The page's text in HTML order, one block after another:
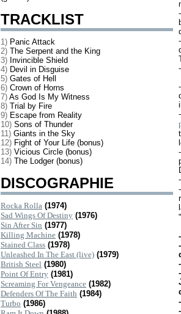
TRACKLIST
1) Panic Attack
2) The Serpent and the King
3) Invincible Shield
4) Devil in Disguise
5) Gates of Hell
6) Crown of Horns
7) As God Is My Witness
8) Trial by Fire
9) Escape from Reality
10) Sons of Thunder
11) Giants in the Sky
12) Fight of Your Life (bonus)
13) Vicious Circle (bonus)
14) The Lodger (bonus)
DISCOGRAPHIE
Rocka Rolla (1974)
Sad Wings Of Destiny (1976)
Sin After Sin (1977)
Killing Machine (1978)
Stained Class (1978)
Unleashed In The East (live) (1979)
British Steel (1980)
Point Of Entry (1981)
Screaming For Vengeance (1982)
Defenders Of The Faith (1984)
Turbo (1986)